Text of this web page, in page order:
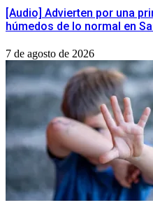
[Audio] Advierten por una
húmedos de lo normal en
7 de agosto de 2026